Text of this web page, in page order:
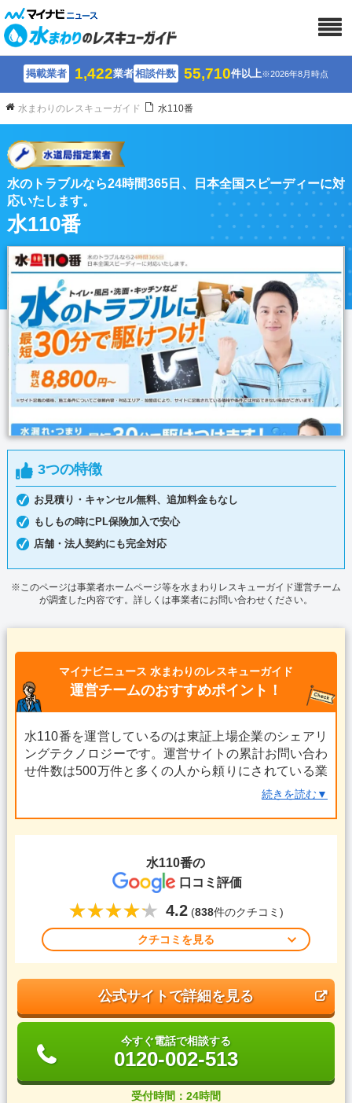
掲載業者 1,422業者相談件数 55,710件以上※2026年8月時点
水まわりのレスキューガイド 水110番
水のトラブルなら24時間365日、日本全国スピーディーに対
応いたします。
水110番
3つの特徴
お見積り・キャンセル無料、追加料金もなし
もしもの時にPL保険加入で安心
店舗・法人契約にも完全対応
※このページは事業者ホームページ等を水まわりレスキューガイド運営チーム
が調査した内容です。詳しくは事業者にお問い合わせください。
マイナビニュース 水まわりのレスキューガイド
運営チームのおすすめポイント！
水110番を運営しているのは東証上場企業のシェアリ
ングテクノロジーです。運営サイトの累計お問い合わ
せ件数は500万件と多くの人から頼りにされている業
者です。その運営サイトは水のトラブルに限らず、暮
います。
水110番は全国に657社の加盟店が待機しているた
め、日本全国どこでもすぐに駆けつけることが可能で
安心の明朗会計で、見積もり後の追加費用は一切あり
ません。見積もり・キャンセル料は無料ですし、相見
積もりをする際にも利用したい業者です。
続きを読む▼
水110番の
口コミ評価
4.2(838件のクチコミ)
クチコミを見る
公式サイトで詳細を見る
今すぐ電話で相談する
0120-002-513
受付時間：24時間